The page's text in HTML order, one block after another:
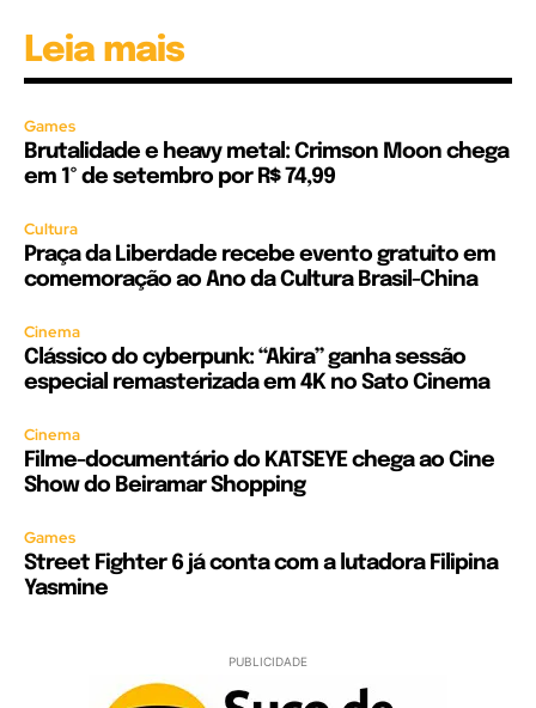
Leia mais
Games
Brutalidade e heavy metal: Crimson Moon chega
em 1º de setembro por R$ 74,99
Cultura
Praça da Liberdade recebe evento gratuito em
comemoração ao Ano da Cultura Brasil-China
Cinema
Clássico do cyberpunk: “Akira” ganha sessão
especial remasterizada em 4K no Sato Cinema
Cinema
Filme-documentário do KATSEYE chega ao Cine
Show do Beiramar Shopping
Games
Street Fighter 6 já conta com a lutadora Filipina
Yasmine
PUBLICIDADE